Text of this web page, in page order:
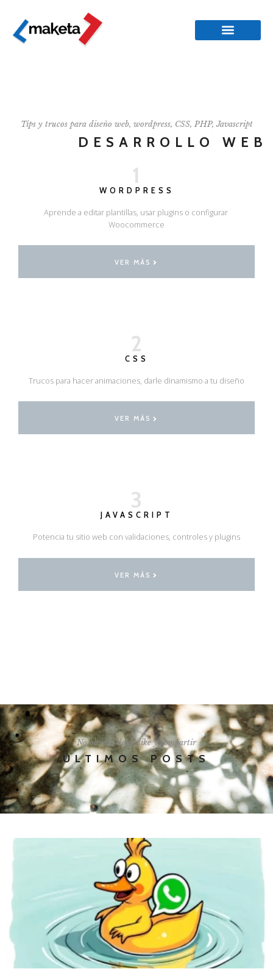
Tips y trucos para diseño web, wordpress, CSS, PHP, Javascript
DESARROLLO WEB
1
WORDPRESS
Aprende a editar plantillas, usar plugins o configurar
Woocommerce
VER MÁS
2
CSS
Trucos para hacer animaciones, darle dinamismo a tu diseño
VER MÁS
3
JAVASCRIPT
Potencia tu sitio web con validaciones, controles y plugins
VER MÁS
No olvides darle like y compartir
ÚLTIMOS POSTS